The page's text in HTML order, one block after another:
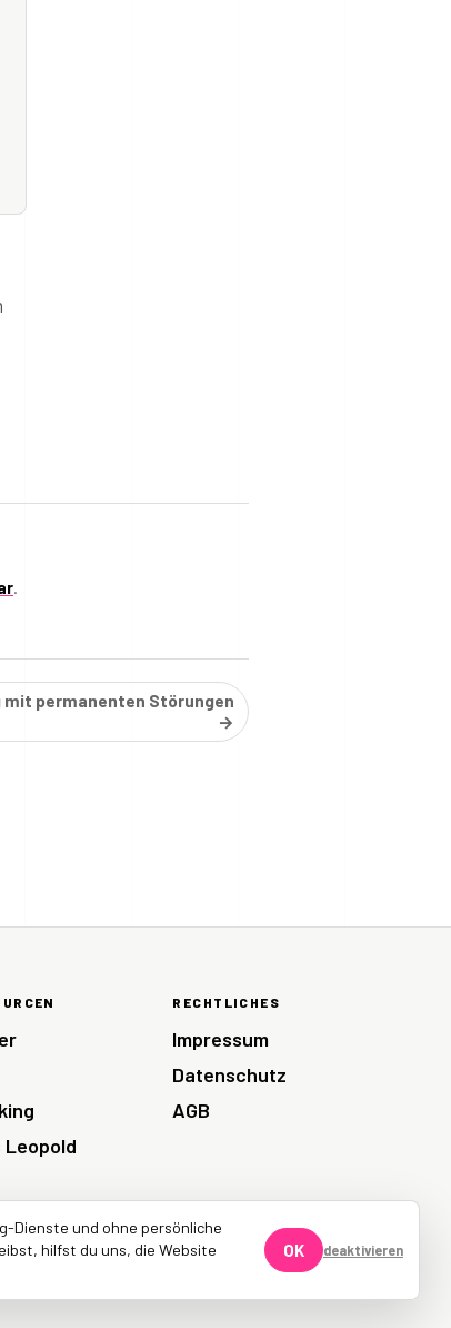
.
mit permanenten Störungen
→
Leopold
RECHTLICHES
Impressum
Datenschutz
AGB
Dienste und ohne persönliche
hilfst du uns, die Website
OK deaktivieren